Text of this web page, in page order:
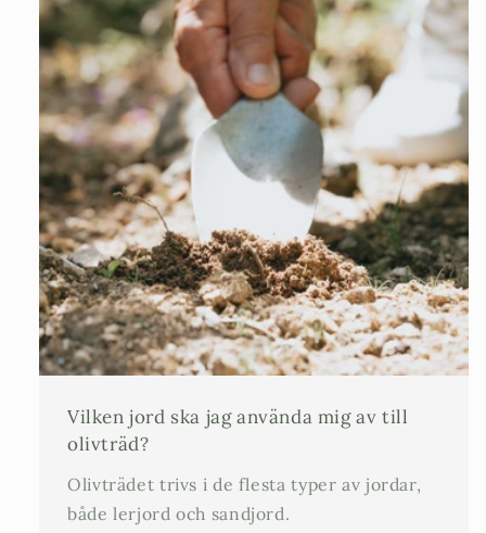
Vilken jord ska jag använda mig av till
olivträd?
Olivträdet trivs i de flesta typer av jordar,
både lerjord och sandjord.